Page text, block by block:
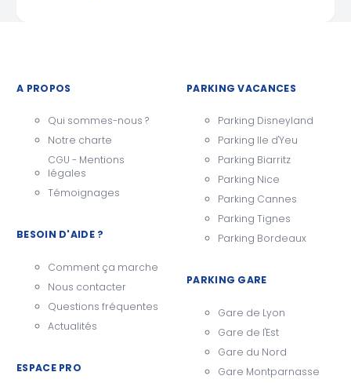
A PROPOS
Qui sommes-nous ?
Notre charte
CGU - Mentions
légales
Témoignages
BESOIN D'AIDE ?
Comment ça marche
Nous contacter
Questions fréquentes
Actualités
ESPACE PRO
PARKING VACANCES
Parking Disneyland
Parking Ile d'Yeu
Parking Biarritz
Parking Nice
Parking Cannes
Parking Tignes
Parking Bordeaux
PARKING GARE
Gare de Lyon
Gare de l'Est
Gare du Nord
Gare Montparnasse